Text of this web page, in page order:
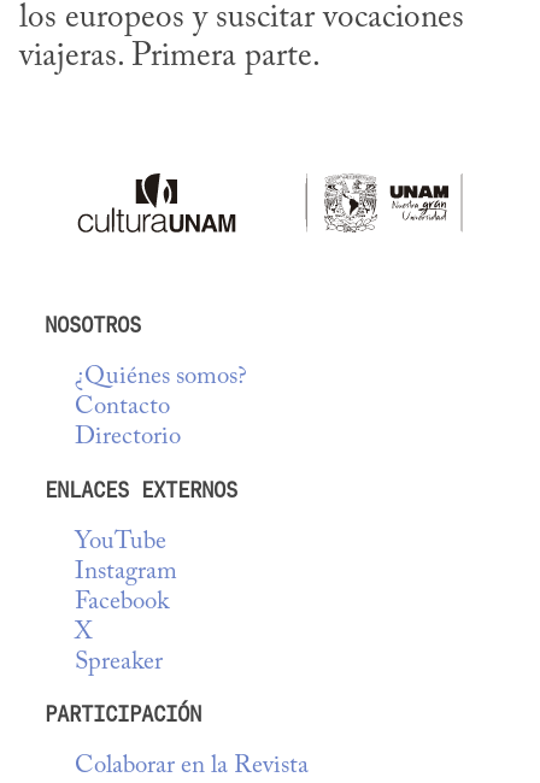
los europeos y suscitar vocaciones
viajeras. Primera parte.
NOSOTROS
¿Quiénes somos?
Contacto
Directorio
ENLACES EXTERNOS
YouTube
Instagram
Facebook
X
Spreaker
PARTICIPACIÓN
Colaborar en la Revista